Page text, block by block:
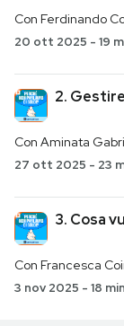
I MIEI
SHOP
CALENDARIO
Entra
Con Ferdinando
20 ott 2025 - 19
2.
Con Aminata
27 ott 2025 - 23
3. Cosa
Con Francesca
3 nov 2025 - 18 min